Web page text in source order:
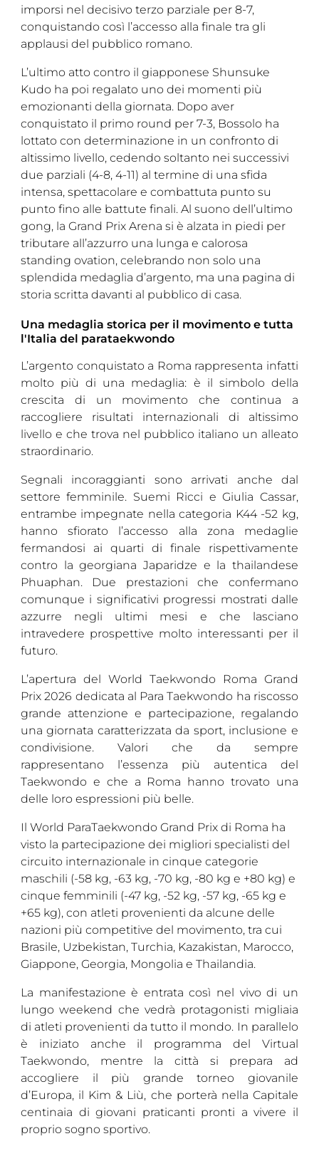
imporsi nel decisivo terzo parziale per 8-7,
conquistando così l’accesso alla finale tra gli
applausi del pubblico romano.
L’ultimo atto contro il giapponese Shunsuke
Kudo ha poi regalato uno dei momenti più
emozionanti della giornata. Dopo aver
conquistato il primo round per 7-3, Bossolo ha
lottato con determinazione in un confronto di
altissimo livello, cedendo soltanto nei successivi
due parziali (4-8, 4-11) al termine di una sfida
intensa, spettacolare e combattuta punto su
punto fino alle battute finali. Al suono dell’ultimo
gong, la Grand Prix Arena si è alzata in piedi per
tributare all’azzurro una lunga e calorosa
standing ovation, celebrando non solo una
splendida medaglia d’argento, ma una pagina di
storia scritta davanti al pubblico di casa.
Una medaglia storica per il movimento e tutta
l'Italia del parataekwondo
L’argento conquistato a Roma rappresenta infatti
molto più di una medaglia: è il simbolo della
crescita di un movimento che continua a
raccogliere risultati internazionali di altissimo
livello e che trova nel pubblico italiano un alleato
straordinario.
Segnali incoraggianti sono arrivati anche dal
settore femminile. Suemi Ricci e Giulia Cassar,
entrambe impegnate nella categoria K44 -52 kg,
hanno sfiorato l’accesso alla zona medaglie
fermandosi ai quarti di finale rispettivamente
contro la georgiana Japaridze e la thailandese
Phuaphan. Due prestazioni che confermano
comunque i significativi progressi mostrati dalle
azzurre negli ultimi mesi e che lasciano
intravedere prospettive molto interessanti per il
futuro.
L’apertura del World Taekwondo Roma Grand
Prix 2026 dedicata al Para Taekwondo ha riscosso
grande attenzione e partecipazione, regalando
una giornata caratterizzata da sport, inclusione e
condivisione. Valori che da sempre
rappresentano l’essenza più autentica del
Taekwondo e che a Roma hanno trovato una
delle loro espressioni più belle.
Il World ParaTaekwondo Grand Prix di Roma ha
visto la partecipazione dei migliori specialisti del
circuito internazionale in cinque categorie
maschili (-58 kg, -63 kg, -70 kg, -80 kg e +80 kg) e
cinque femminili (-47 kg, -52 kg, -57 kg, -65 kg e
+65 kg), con atleti provenienti da alcune delle
nazioni più competitive del movimento, tra cui
Brasile, Uzbekistan, Turchia, Kazakistan, Marocco,
Giappone, Georgia, Mongolia e Thailandia.
La manifestazione è entrata così nel vivo di un
lungo weekend che vedrà protagonisti migliaia
di atleti provenienti da tutto il mondo. In parallelo
è iniziato anche il programma del Virtual
Taekwondo, mentre la città si prepara ad
accogliere il più grande torneo giovanile
d’Europa, il Kim & Liù, che porterà nella Capitale
centinaia di giovani praticanti pronti a vivere il
proprio sogno sportivo.